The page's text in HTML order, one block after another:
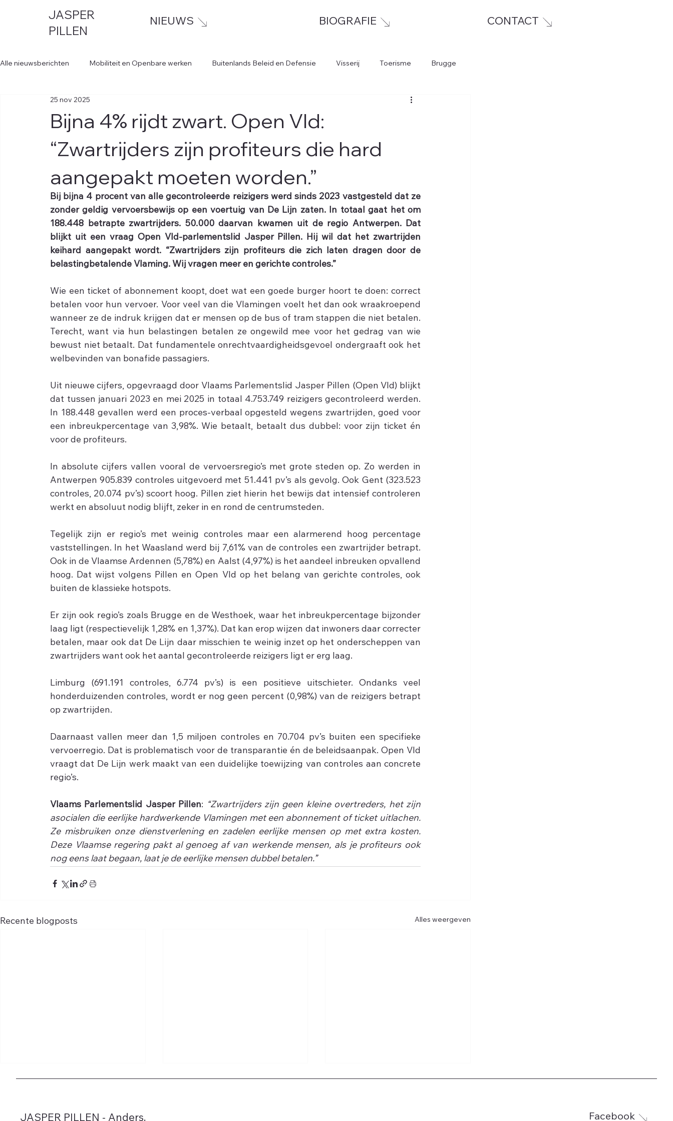
JASPER
PILLEN
NIEUWS BIOGRAFIE CONTACT
Alle nieuwsberichten Mobiliteit en Openbare werken Buitenlands Beleid en Defensie Visserij Toerisme Brugge
Bijna 4% rijdt zwart. Open Vld:
“Zwartrijders zijn profiteurs die hard
aangepakt moeten worden.”
25 nov 2025
Bij bijna 4 procent van alle gecontroleerde reizigers werd sinds 2023 vastgesteld dat ze
zonder geldig vervoersbewijs op een voertuig van De Lijn zaten. In totaal gaat het om
188.448 betrapte zwartrijders. 50.000 daarvan kwamen uit de regio Antwerpen. Dat
blijkt uit een vraag Open Vld-parlementslid Jasper Pillen. Hij wil dat het zwartrijden
keihard aangepakt wordt. “Zwartrijders zijn profiteurs die zich laten dragen door de
belastingbetalende Vlaming. Wij vragen meer en gerichte controles.”
Wie een ticket of abonnement koopt, doet wat een goede burger hoort te doen: correct
betalen voor hun vervoer. Voor veel van die Vlamingen voelt het dan ook wraakroepend
wanneer ze de indruk krijgen dat er mensen op de bus of tram stappen die niet betalen.
Terecht, want via hun belastingen betalen ze ongewild mee voor het gedrag van wie
bewust niet betaalt. Dat fundamentele onrechtvaardigheidsgevoel ondergraaft ook het
welbevinden van bonafide passagiers.
Uit nieuwe cijfers, opgevraagd door Vlaams Parlementslid Jasper Pillen (Open Vld) blijkt
dat tussen januari 2023 en mei 2025 in totaal 4.753.749 reizigers gecontroleerd werden.
In 188.448 gevallen werd een proces-verbaal opgesteld wegens zwartrijden, goed voor
een inbreukpercentage van 3,98%. Wie betaalt, betaalt dus dubbel: voor zijn ticket én
voor de profiteurs.
In absolute cijfers vallen vooral de vervoersregio’s met grote steden op. Zo werden in
Antwerpen 905.839 controles uitgevoerd met 51.441 pv’s als gevolg. Ook Gent (323.523
controles, 20.074 pv’s) scoort hoog. Pillen ziet hierin het bewijs dat intensief controleren
werkt en absoluut nodig blijft, zeker in en rond de centrumsteden.
Tegelijk zijn er regio’s met weinig controles maar een alarmerend hoog percentage
vaststellingen. In het Waasland werd bij 7,61% van de controles een zwartrijder betrapt.
Ook in de Vlaamse Ardennen (5,78%) en Aalst (4,97%) is het aandeel inbreuken opvallend
hoog. Dat wijst volgens Pillen en Open Vld op het belang van gerichte controles, ook
buiten de klassieke hotspots.
Er zijn ook regio’s zoals Brugge en de Westhoek, waar het inbreukpercentage bijzonder
laag ligt (respectievelijk 1,28% en 1,37%). Dat kan erop wijzen dat inwoners daar correcter
betalen, maar ook dat De Lijn daar misschien te weinig inzet op het onderscheppen van
zwartrijders want ook het aantal gecontroleerde reizigers ligt er erg laag.
Limburg (691.191 controles, 6.774 pv’s) is een positieve uitschieter. Ondanks veel
honderduizenden controles, wordt er nog geen percent (0,98%) van de reizigers betrapt
op zwartrijden.
Daarnaast vallen meer dan 1,5 miljoen controles en 70.704 pv’s buiten een specifieke
vervoerregio. Dat is problematisch voor de transparantie én de beleidsaanpak. Open Vld
vraagt dat De Lijn werk maakt van een duidelijke toewijzing van controles aan concrete
regio’s.
Vlaams Parlementslid Jasper Pillen:
“Zwartrijders zijn geen kleine overtreders, het zijn
asocialen die eerlijke hardwerkende Vlamingen met een abonnement of ticket uitlachen.
Ze misbruiken onze dienstverlening en zadelen eerlijke mensen op met extra kosten.
Deze Vlaamse regering pakt al genoeg af van werkende mensen, als je profiteurs ook
nog eens laat begaan, laat je de eerlijke mensen dubbel betalen.”
Recente blogposts Alles weergeven
JASPER PILLEN - Anders. Facebook